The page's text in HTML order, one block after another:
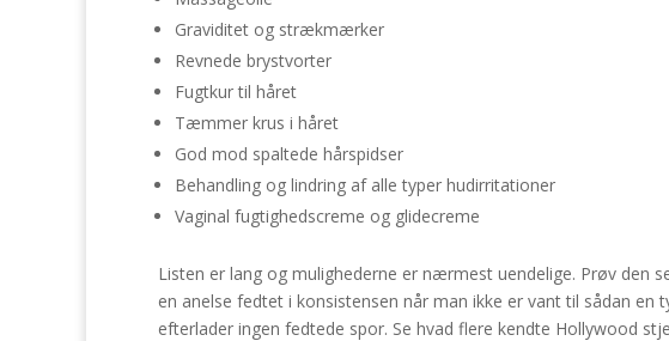
Graviditet og strækmærker
Revnede brystvorter
Fugtkur til håret
Tæmmer krus i håret
God mod spaltede hårspidser
Behandling og lindring af alle typer hudirritationer
Vaginal fugtighedscreme og glidecreme
Listen er lang og mulighederne er nærmest uendelige. Prøv den
en anelse fedtet i konsistensen når man ikke er vant til sådan
efterlader ingen fedtede spor. Se hvad flere kendte Hollywood